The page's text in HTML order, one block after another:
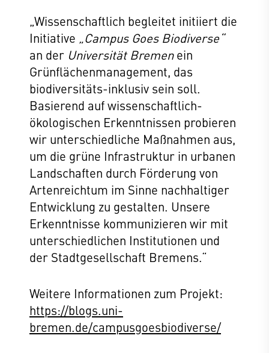
„Wissenschaftlich begleitet initiiert die
Initiative „Campus Goes Biodiverse“
an der Universität Bremenein
Grünflächenmanagement, das
biodiversitäts-inklusiv sein soll.
Basierend auf wissenschaftlich-
ökologischen Erkenntnissen probieren
wir unterschiedliche Maßnahmen aus,
um die grüne Infrastruktur in urbanen
Landschaften durch Förderung von
Artenreichtum im Sinne nachhaltiger
Entwicklung zu gestalten. Unsere
Erkenntnisse kommunizieren wir mit
unterschiedlichen Institutionen und
der Stadtgesellschaft Bremens.“
Weitere Informationen zum Projekt:
https://blogs.uni-
bremen.de/campusgoesbiodiverse/